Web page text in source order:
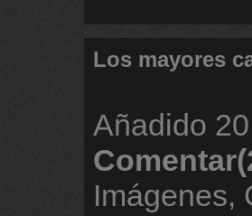
Los mayores
Añadido
Imágenes,